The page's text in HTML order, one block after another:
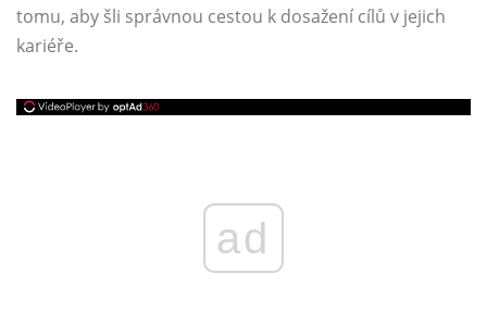
tomu, aby šli správnou cestou k dosažení cílů v jejich
kariéře.
ad